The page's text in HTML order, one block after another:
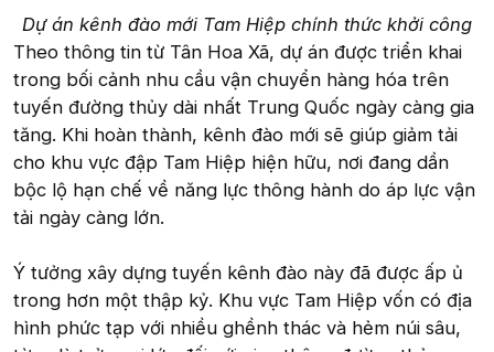
Dự án kênh đào mới Tam Hiệp chính thức khởi công
Theo thông tin từ Tân Hoa Xã, dự án được triển khai
trong bối cảnh nhu cầu vận chuyển hàng hóa trên
tuyến đường thủy dài nhất Trung Quốc ngày càng gia
tăng. Khi hoàn thành, kênh đào mới sẽ giúp giảm tải
cho khu vực đập Tam Hiệp hiện hữu, nơi đang dần
bộc lộ hạn chế về năng lực thông hành do áp lực vận
tải ngày càng lớn.
Ý tưởng xây dựng tuyến kênh đào này đã được ấp ủ
trong hơn một thập kỷ. Khu vực Tam Hiệp vốn có địa
hình phức tạp với nhiều ghềnh thác và hẻm núi sâu,